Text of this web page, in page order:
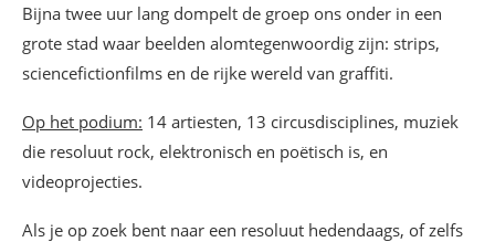
Bijna twee uur lang dompelt de groep ons onder in een
grote stad waar beelden alomtegenwoordig zijn: strips,
sciencefictionfilms en de rijke wereld van graffiti.
Op het podium: 14 artiesten, 13 circusdisciplines, muziek
die resoluut rock, elektronisch en poëtisch is, en
videoprojecties.
Als je op zoek bent naar een resoluut hedendaags, of zelfs